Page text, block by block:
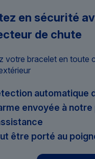
en sécurité
de chute
votre bracelet en toute
automatique
envoyée à notre
être porté au